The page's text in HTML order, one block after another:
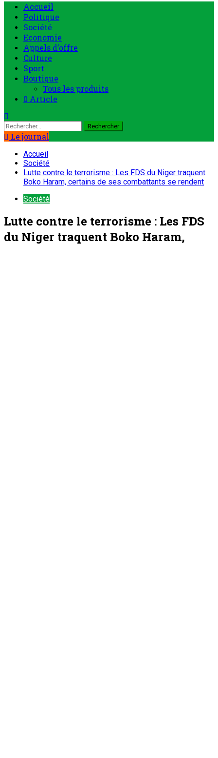
Menu
principal
Accueil
Politique
Société
Economie
Appels d’offre
Culture
Sport
Boutique
Tous les produits
0 Article
Rechercher :
Le journal
Accueil
Société
Lutte contre le terrorisme : Les FDS du Niger traquent
Boko Haram, certains de ses combattants se rendent
Société
Lutte contre le terrorisme : Les FDS
du Niger traquent Boko Haram,